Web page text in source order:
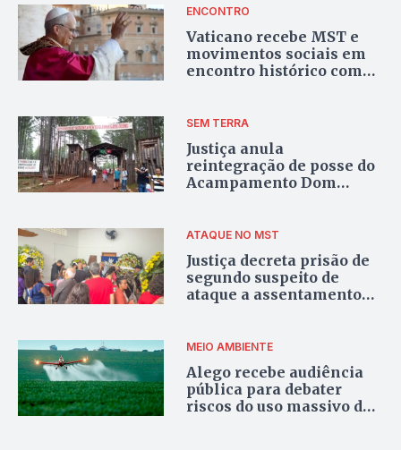
ENCONTRO
Vaticano recebe MST e
movimentos sociais em
encontro histórico com
SEM TERRA
Justiça anula
reintegração de posse do
Acampamento Dom
ATAQUE NO MST
Justiça decreta prisão de
segundo suspeito de
ataque a assentamento
MEIO AMBIENTE
Alego recebe audiência
pública para debater
riscos do uso massivo de